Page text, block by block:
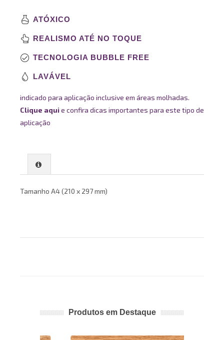
ATÓXICO
REALISMO ATÉ NO TOQUE
TECNOLOGIA BUBBLE FREE
LAVÁVEL
indicado para aplicação inclusive em áreas molhadas.
Clique aquie confira dicas importantes para este tipo de
aplicação
Tamanho A4 (210 x 297 mm)
Produtos em Destaque